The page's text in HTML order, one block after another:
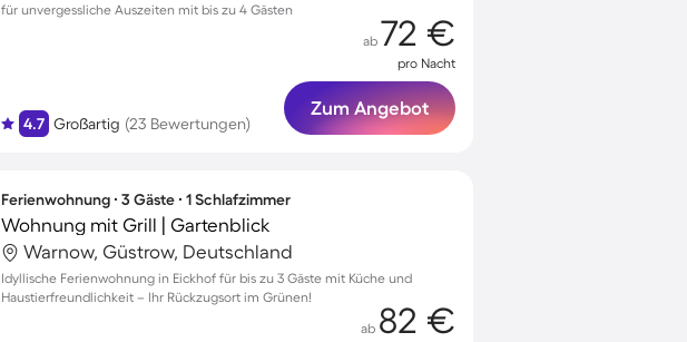
für unvergessliche Auszeiten mit bis zu 4 Gästen
4.7 Großartig (23 Bewertungen)
ab 72 €
pro Nacht
Zum Angebot
Ferienwohnung ∙ 3 Gäste ∙ 1 Schlafzimmer
Wohnung mit Grill | Gartenblick
Warnow, Güstrow, Deutschland
Idyllische Ferienwohnung in Eickhof für bis zu 3 Gäste mit Küche und
Haustierfreundlichkeit – Ihr Rückzugsort im Grünen!
ab 82 €